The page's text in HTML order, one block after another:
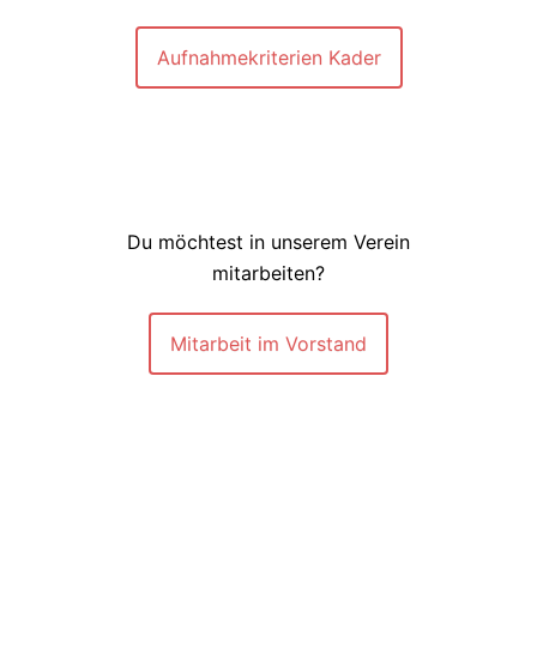
Aufnahmekriterien Kader
Du möchtest in unserem Verein
mitarbeiten?
Mitarbeit im Vorstand